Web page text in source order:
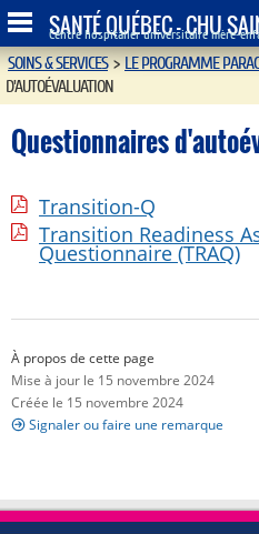
SANTÉ QUÉBEC - CHU
Centre hospitalier universitaire mère-
SOINS & SERVICES>LE PROGRAMME
D'AUTOÉVALUATION
Questionnaires
Transition-Q
Transition Readiness
Questionnaire (TRAQ)
À propos de cette page
Mise à jour le 15 novembre 2024
Créée le 15 novembre 2024
Signaler ou faire une remarque